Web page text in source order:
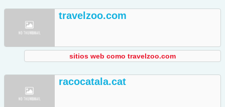
travelzoo.com
sitios web como travelzoo.com
racocatala.cat